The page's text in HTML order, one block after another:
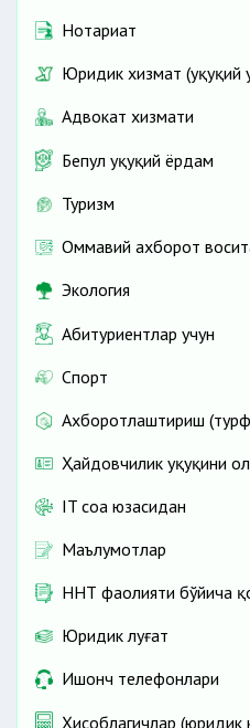
миллий меҳнат
Нотариат
Юридик хизмат (ҳуқуқий
Адвокат хизмати
Бепул ҳуқуқий ёрдам
Туризм
Оммавий ахборот
Экология
Абитуриентлар учун
Спорт
Ахборотлаштириш
Ҳайдовчилик ҳуқуқини
IT соҳа юзасидан
Маълумотлар
ННТ фаолияти бўйича
Юридик луғат
Ишонч телефонлари
Ҳисоблагичлар (юридик